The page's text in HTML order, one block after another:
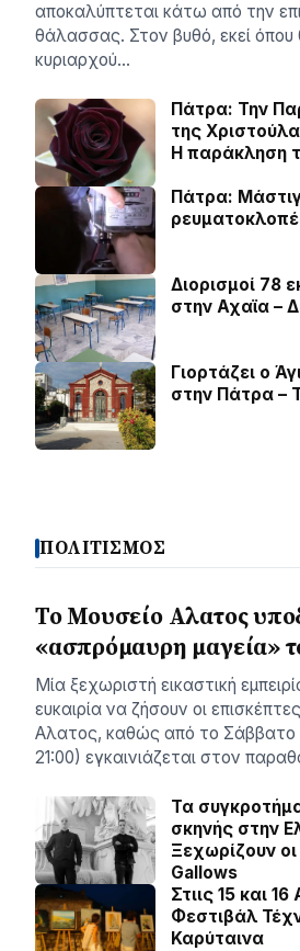
αποκαλύπτεται κάτω από την
θάλασσας. Στον βυθό, εκεί όπου
κυριαρχού…
Πάτρα: Την
της
Η παράκληση
Πάτρα:
Διορισμοί 78
στην Αχαϊα –
Γιορτάζει ο
στην Πάτρα –
ΠΟΛΙΤΙΣΜΟΣ
Το Μουσείο Αλατος
«ασπρόμαυρη μαγεία»
Μία ξεχωριστή εικαστική
ευκαιρία να ζήσουν οι
Αλατος, καθώς από το
21:00) εγκαινιάζεται στον
Τα
σκηνής στην
Ξεχωρίζουν
Gallows
Στιις 15 και
Φεστιβάλ
Καρύταινα